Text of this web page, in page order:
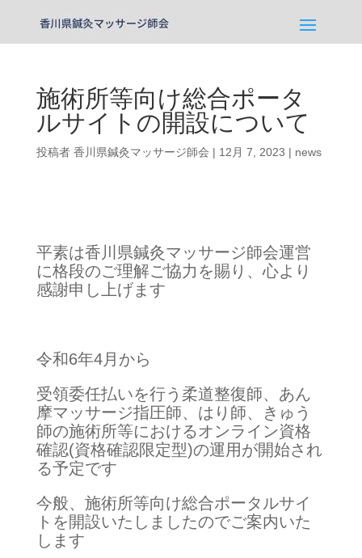
施術所等向け総合ポータ
ルサイトの開設について
投稿者 香川県鍼灸マッサージ師会 | 12月 7, 2023 | news
平素は香川県鍼灸マッサージ師会運営
に格段のご理解ご協力を賜り、心より
感謝申し上げます
令和6年4月から
受領委任払いを行う柔道整復師、あん
摩マッサージ指圧師、はり師、きゅう
師の施術所等におけるオンライン資格
確認(資格確認限定型)の運用が開始され
る予定です
今般、施術所等向け総合ポータルサイ
トを開設いたしましたのでご案内いた
します